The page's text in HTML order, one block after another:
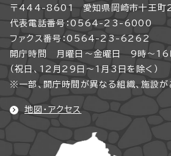
〒444-8601 愛知県岡崎市十王町
代表電話番号：0564-23-6000
ファクス番号：0564-23-6262
開庁時間 月曜日～金曜日 9時～16
（祝日、12月29日～1月3日を除く）
※一部、開庁時間が異なる組織、施設が
地図・アクセス